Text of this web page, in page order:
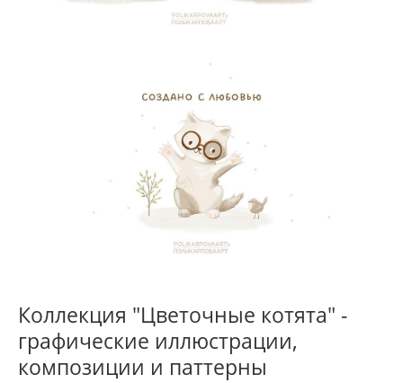
Коллекция "Цветочные котята" -
графические иллюстрации,
композиции и паттерны